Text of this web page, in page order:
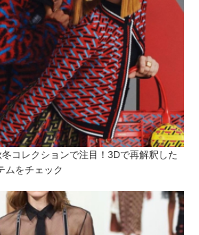
コレクションで注目！3Dで再解釈した
ムをチェック